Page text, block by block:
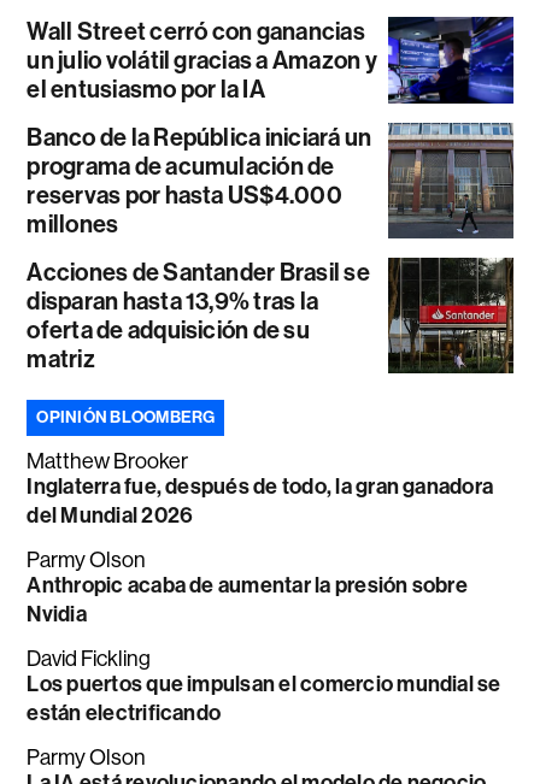
Wall Street cerró con ganancias
un julio volátil gracias a Amazon y
el entusiasmo por la IA
Banco de la República iniciará un
programa de acumulación de
reservas por hasta US$4.000
millones
Acciones de Santander Brasil se
disparan hasta 13,9% tras la
oferta de adquisición de su
matriz
OPINIÓN BLOOMBERG
Matthew Brooker
Inglaterra fue, después de todo, la gran ganadora
del Mundial 2026
Parmy Olson
Anthropic acaba de aumentar la presión sobre
Nvidia
David Fickling
Los puertos que impulsan el comercio mundial se
están electrificando
Parmy Olson